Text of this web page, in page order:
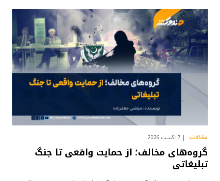
مقالات 7 آگست 2026
گروه‌های مخالف؛ از حمایت واقعی تا جنگ
تبلیغاتی